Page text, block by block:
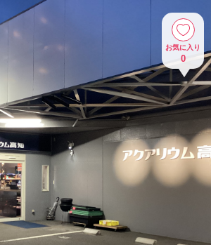
お気に入り
0